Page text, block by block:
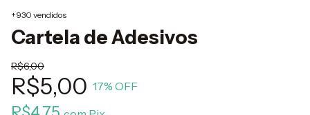
+930 vendidos
Cartela de Adesivos
R$6,00
R$5,00 17% OFF